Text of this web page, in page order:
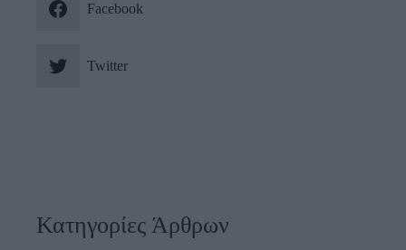
Facebook
Twitter
Κατηγορίες Άρθρων